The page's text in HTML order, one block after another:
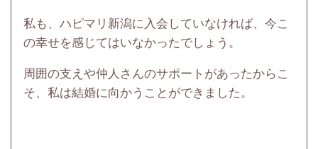
私も、ハピマリ新潟に入会していなければ、今こ
の幸せを感じてはいなかったでしょう。
周囲の支えや仲人さんのサポートがあったからこ
そ、私は結婚に向かうことができました。